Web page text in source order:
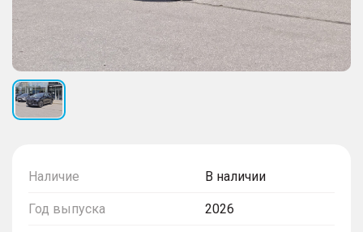
Наличие В наличии
Год выпуска 2026